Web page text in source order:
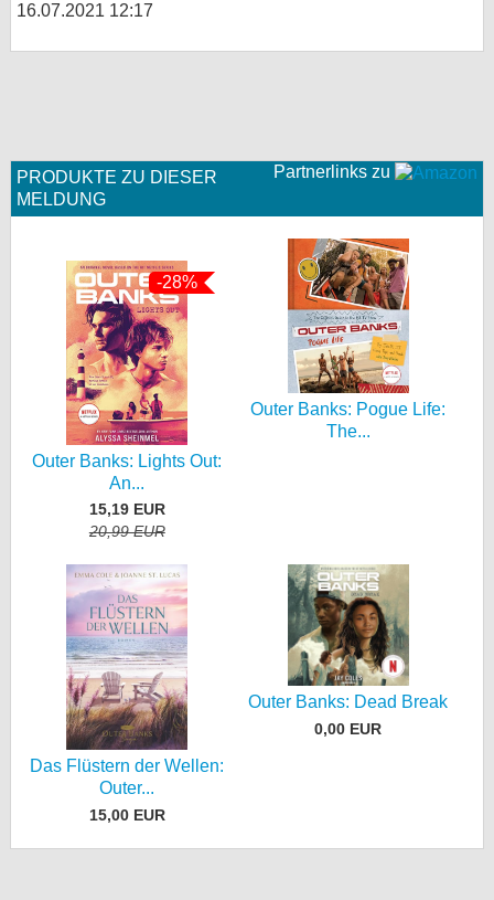
16.07.2021 12:17
Partnerlinks zu
PRODUKTE ZU DIESER
MELDUNG
-28%
Outer Banks: Lights Out:
An...
15,19 EUR
20,99 EUR
Outer Banks: Pogue Life:
The...
Das Flüstern der Wellen:
Outer...
15,00 EUR
Outer Banks: Dead Break
0,00 EUR